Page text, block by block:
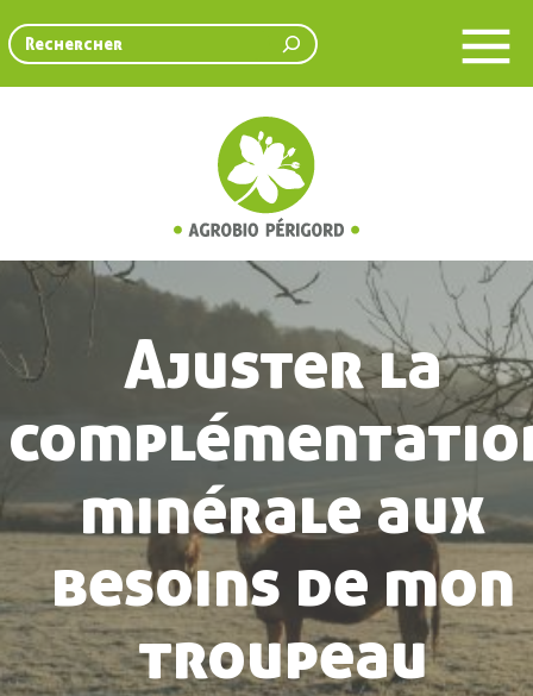
Rechercher
Ajuster la
minérale aux
besoins de mon
troupeau